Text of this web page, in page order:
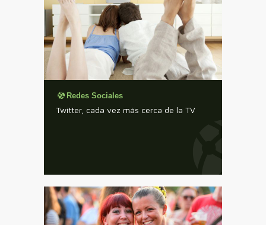
Redes Sociales
Twitter, cada vez más cerca de la TV